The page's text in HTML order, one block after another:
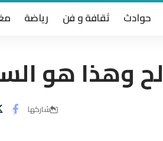
حوادث ثقافة و فن رياضة
وهذا هو
شاركها